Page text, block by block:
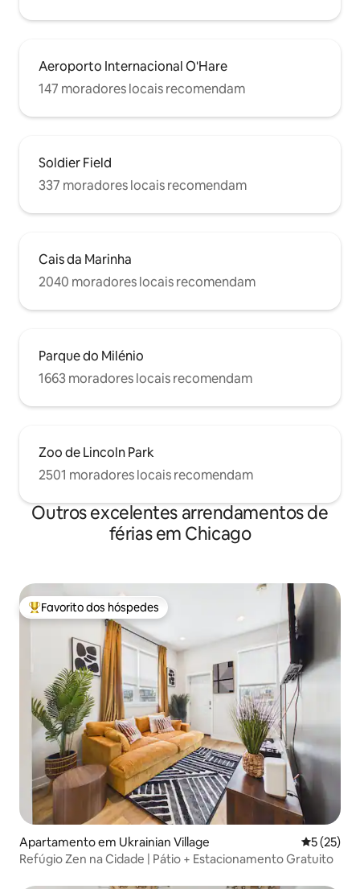
Aeroporto Internacional O'Hare
147 moradores locais recomendam
Soldier Field
337 moradores locais recomendam
Cais da Marinha
2040 moradores locais recomendam
Parque do Milénio
1663 moradores locais recomendam
Zoo de Lincoln Park
2501 moradores locais recomendam
Outros excelentes arrendamentos de
férias em Chicago
Favoritos dos hóspedes mais apreciados
Favorito dos hóspedes
Apartamento em Ukrainian Village
5 (25)
Refúgio Zen na Cidade | Pátio + Estacionamento Gratuito